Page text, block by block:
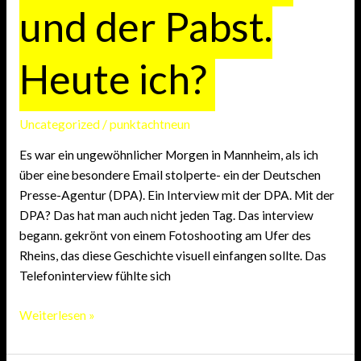
und der Pabst.
Heute ich?
Uncategorized/punktachtneun
Es war ein ungewöhnlicher Morgen in Mannheim, als ich
über eine besondere Email stolperte- ein der Deutschen
Presse-Agentur (DPA). Ein Interview mit der DPA. Mit der
DPA? Das hat man auch nicht jeden Tag. Das interview
begann. gekrönt von einem Fotoshooting am Ufer des
Rheins, das diese Geschichte visuell einfangen sollte. Das
Telefoninterview fühlte sich
Bundeskanzler
der
Weiterlesen »